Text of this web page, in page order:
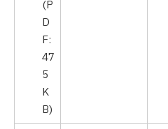
(P
D
F:
47
5
K
B)